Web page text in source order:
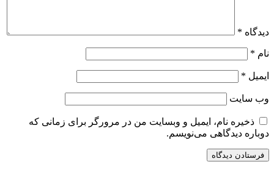
دیدگاه *
نام *
ایمیل *
وب‌ سایت
ذخیره نام، ایمیل و وبسایت من در مرورگر برای زمانی که
دوباره دیدگاهی می‌نویسم.